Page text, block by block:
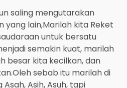
saling mengutarakan
yang lain,Marilah kita Reket
untuk bersatu
semakin kuat, marilah
besar kita kecilkan, dan
sebab itu marilah di
Asih, Asuh, tapi